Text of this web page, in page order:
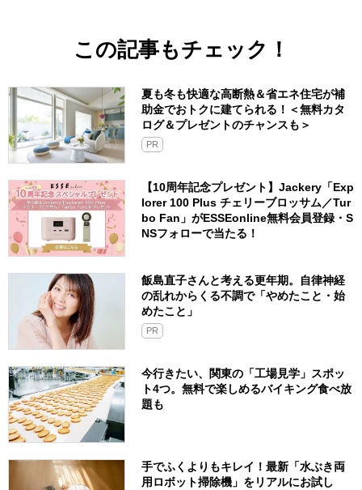
この記事もチェック！
夏も冬も快適な高断熱＆省エネ住宅が補
助金でおトクに建てられる！＜無料カタ
ログ＆プレゼントのチャンスも＞
PR
【10周年記念プレゼント】Jackery「Exp
lorer 100 Plus チェリーブロッサム／Tur
bo Fan」がESSEonline無料会員登録・S
NSフォローで当たる！
飯島直子さんと考える更年期。自律神経
の乱れからくる不調で「やめたこと・始
めたこと」
PR
今行きたい、関東の「工場見学」スポッ
ト4つ。無料で楽しめるバイキング食べ放
題も
手でふくよりもキレイ！最新「水ぶき両
用ロボット掃除機」をリアルにお試し